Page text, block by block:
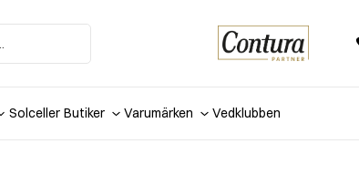
Solceller Butiker Varumärken Vedklubben